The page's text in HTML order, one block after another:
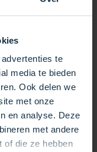
te
media te bieden
Ook delen we
met onze
en analyse. Deze
met andere
of die ze hebben